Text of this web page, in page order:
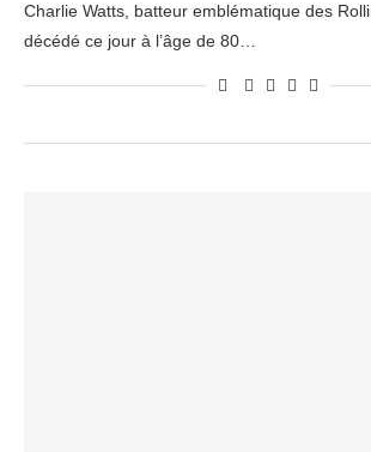
Charlie Watts, batteur emblématique des
décédé ce jour à l’âge de 80…